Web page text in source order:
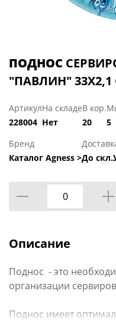
ПОДНОС
"ПАВЛИН"
Артикул
228004
На складе
Нет
В кор.
20
5
Бренд
Каталог Agness >До
Описание
Поднос - это
организации
Поднос имеет